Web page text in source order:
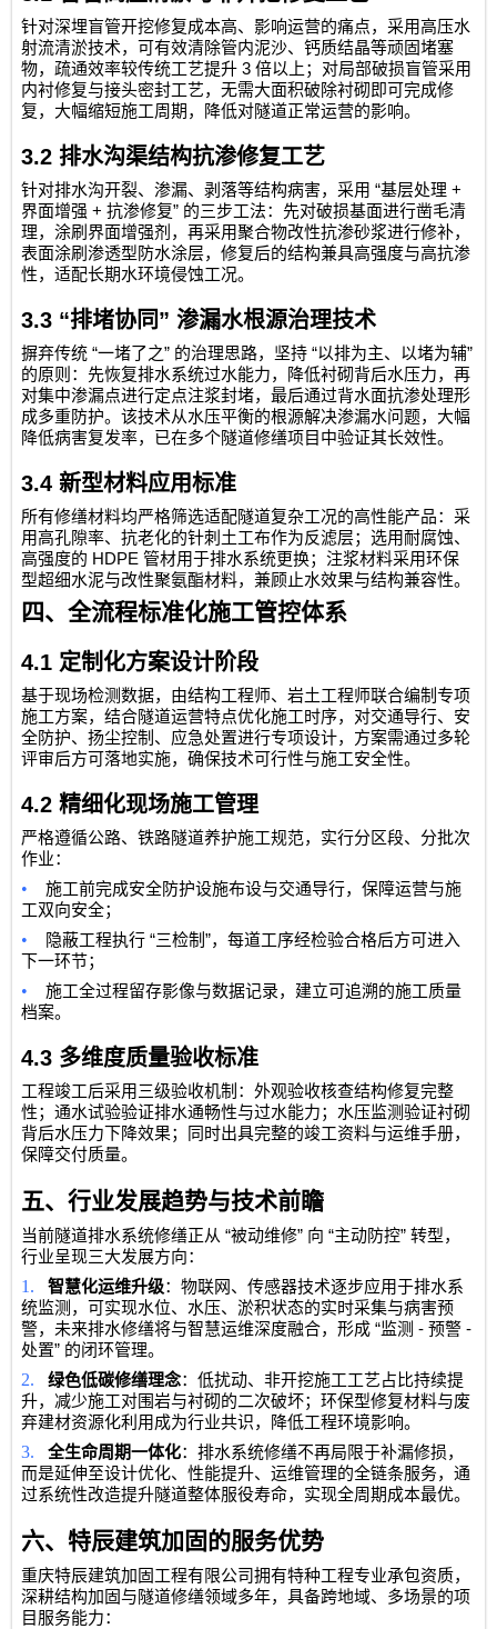
针对深埋盲管开挖修复成本高、影响运营的痛点，采用高压水
射流清淤技术，可有效清除管内泥沙、钙质结晶等顽固堵塞
物，疏通效率较传统工艺提升 3倍以上；对局部破损盲管采用
内衬修复与接头密封工艺，无需大面积破除衬砌即可完成修
复，大幅缩短施工周期，降低对隧道正常运营的影响。
3.2排水沟渠结构抗渗修复工艺
针对排水沟开裂、渗漏、剥落等结构病害，采用 “基层处理 +
界面增强 +抗渗修复” 的三步工法：先对破损基面进行凿毛清
理，涂刷界面增强剂，再采用聚合物改性抗渗砂浆进行修补，
表面涂刷渗透型防水涂层，修复后的结构兼具高强度与高抗渗
性，适配长期水环境侵蚀工况。
3.3 “排堵协同”渗漏水根源治理技术
摒弃传统 “一堵了之” 的治理思路，坚持 “以排为主、以堵为辅”
的原则：先恢复排水系统过水能力，降低衬砌背后水压力，再
对集中渗漏点进行定点注浆封堵，最后通过背水面抗渗处理形
成多重防护。该技术从水压平衡的根源解决渗漏水问题，大幅
降低病害复发率，已在多个隧道修缮项目中验证其长效性。
3.4新型材料应用标准
所有修缮材料均严格筛选适配隧道复杂工况的高性能产品：采
用高孔隙率、抗老化的针刺土工布作为反滤层；选用耐腐蚀、
高强度的 HDPE管材用于排水系统更换；注浆材料采用环保
型超细水泥与改性聚氨酯材料，兼顾止水效果与结构兼容性。
四、全流程标准化施工管控体系
4.1 定制化方案设计阶段
基于现场检测数据，由结构工程师、岩土工程师联合编制专项
施工方案，结合隧道运营特点优化施工时序，对交通导行、安
全防护、扬尘控制、应急处置进行专项设计，方案需通过多轮
评审后方可落地实施，确保技术可行性与施工安全性。
4.2精细化现场施工管理
严格遵循公路、铁路隧道养护施工规范，实行分区段、分批次
作业：
•
施工前完成安全防护设施布设与交通导行，保障运营与施
工双向安全；
• 隐蔽工程执行 “三检制”，每道工序经检验合格后方可进入
下一环节；
•
施工全过程留存影像与数据记录，建立可追溯的施工质量
档案。
4.3 多维度质量验收标准
工程竣工后采用三级验收机制：外观验收核查结构修复完整
性；通水试验验证排水通畅性与过水能力；水压监测验证衬砌
背后水压力下降效果；同时出具完整的竣工资料与运维手册，
保障交付质量。
五、行业发展趋势与技术前瞻
当前隧道排水系统修缮正从 “被动维修” 向 “主动防控”转型，
行业呈现三大发展方向：
1. 智慧化运维升级：物联网、传感器技术逐步应用于排水系
统监测，可实现水位、水压、淤积状态的实时采集与病害预
警，未来排水修缮将与智慧运维深度融合，形成 “监测 -预警 -
处置” 的闭环管理。
2. 绿色低碳修缮理念：低扰动、非开挖施工工艺占比持续提
升，减少施工对围岩与衬砌的二次破坏；环保型修复材料与废
弃建材资源化利用成为行业共识，降低工程环境影响。
3. 全生命周期一体化：排水系统修缮不再局限于补漏修损，
而是延伸至设计优化、性能提升、运维管理的全链条服务，通
过系统性改造提升隧道整体服役寿命，实现全周期成本最优。
六、特辰建筑加固的服务优势
重庆特辰建筑加固工程有限公司拥有特种工程专业承包资质，
深耕结构加固与隧道修缮领域多年，具备跨地域、多场景的项
目服务能力：